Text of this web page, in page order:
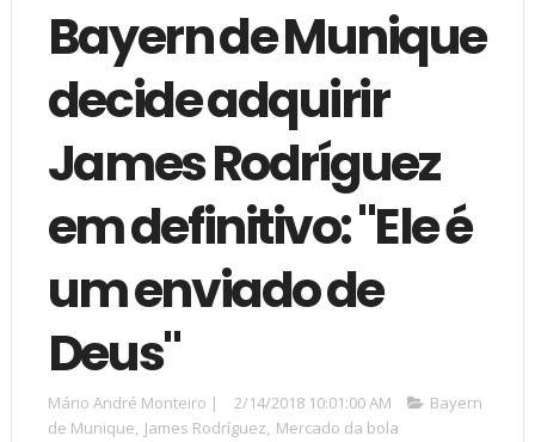
Bayern de Munique
decide adquirir
James Rodríguez
em definitivo: "Ele é
um enviado de
Deus"
Mário André Monteiro | 2/14/2018 10:01:00 AM
Bayern
de Munique, James Rodríguez, Mercado da bola